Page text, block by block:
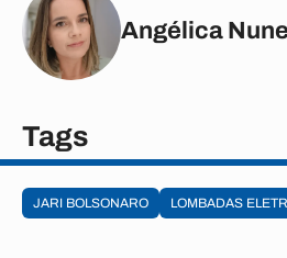
Angélica
Tags
JARI BOLSONARO LOMBADAS